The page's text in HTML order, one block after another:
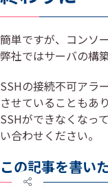
簡単ですが、コンソ
弊社ではサーバの構
SSHの接続不可アラ
させていることもあり
SSHができなくなっ
い合わせください。
この記事を書い